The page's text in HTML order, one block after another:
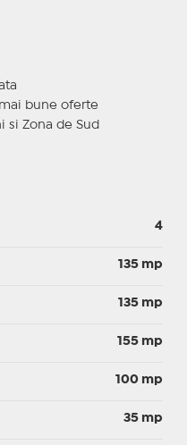
bune oferte
si Zona de Sud
4
135 mp
135 mp
155 mp
100 mp
35 mp